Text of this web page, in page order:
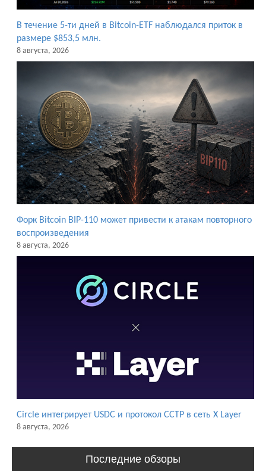
В течение 5-ти дней в Bitcoin-ETF наблюдался приток в
размере $853,5 млн.
8 августа, 2026
Форк Bitcoin BIP-110 может привести к атакам повторного
воспроизведения
8 августа, 2026
Circle интегрирует USDC и протокол CCTP в сеть X Layer
8 августа, 2026
Последние обзоры